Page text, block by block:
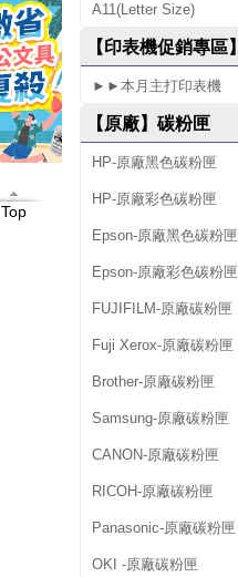
Top
2
0
A11(Letter Size)
【印表機促銷專區】
►►本月主打印表機
【原廠】碳粉匣
HP-原廠黑色碳粉匣
HP-原廠彩色碳粉匣
Epson-原廠黑色碳粉匣
Epson-原廠彩色碳粉匣
FUJIFILM-原廠碳粉匣
Fuji Xerox-原廠碳粉匣
Brother-原廠碳粉匣
Samsung-原廠碳粉匣
CANON-原廠碳粉匣
RICOH-原廠碳粉匣
Panasonic-原廠碳粉匣
OKI -原廠碳粉匣